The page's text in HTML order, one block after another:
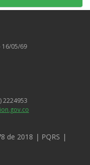
16/05/69
2224953
de 2018
PQRS